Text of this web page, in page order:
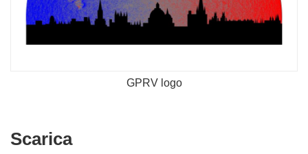
GPRV logo
ScaricaScarica